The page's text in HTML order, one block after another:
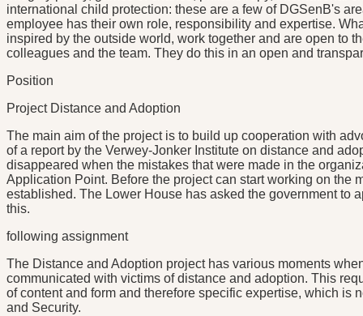
international child protection: these are a few of DGSenB's
employee has their own role, responsibility and expertise.
inspired by the outside world, work together and are open to
colleagues and the team. They do this in an open and
Position
Project Distance and Adoption
The main aim of the project is to build up cooperation with
of a report by the Verwey-Jonker Institute on distance and
disappeared when the mistakes that were made in the
Application Point. Before the project can start working on the
established. The Lower House has asked the government to
this.
following assignment
The Distance and Adoption project has various moments
communicated with victims of distance and adoption. This
of content and form and therefore specific expertise, which is
and Security.